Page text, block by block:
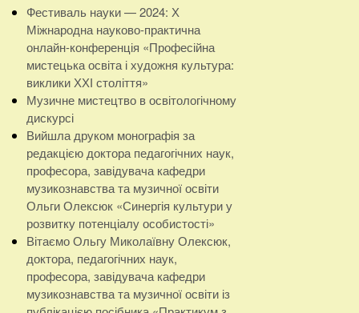
Фестиваль науки — 2024: Х
Міжнародна науково-практична
онлайн-конференція «Професійна
мистецька освіта і художня культура:
виклики ХХІ століття»
Музичне мистецтво в освітологічному
дискурсі
Вийшла друком монографія за
редакцією доктора педагогічних наук,
професора, завідувача кафедри
музикознавства та музичної освіти
Ольги Олексюк «Синергія культури у
розвитку потенціалу особистості»
Вітаємо Ольгу Миколаївну Олексюк,
доктора, педагогічних наук,
професора, завідувача кафедри
музикознавства та музичної освіти із